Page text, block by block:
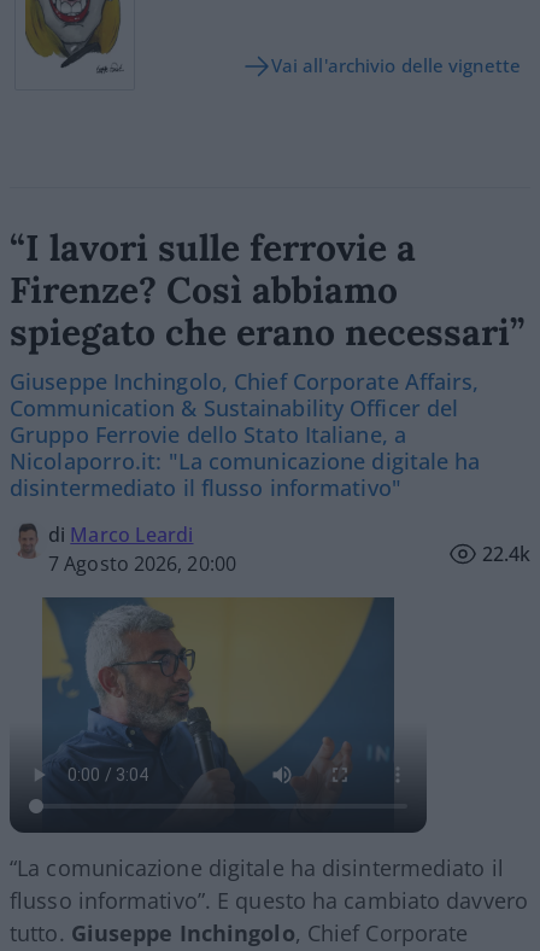
Vai all'archivio delle vignette
“I lavori sulle ferrovie a
Firenze? Così abbiamo
spiegato che erano necessari”
Giuseppe Inchingolo, Chief Corporate Affairs,
Communication & Sustainability Officer del
Gruppo Ferrovie dello Stato Italiane, a
Nicolaporro.it: "La comunicazione digitale ha
disintermediato il flusso informativo"
di Marco Leardi
7 Agosto 2026, 20:00
22.4k
“La comunicazione digitale ha disintermediato il
flusso informativo”. E questo ha cambiato davvero
tutto. Giuseppe Inchingolo, Chief Corporate